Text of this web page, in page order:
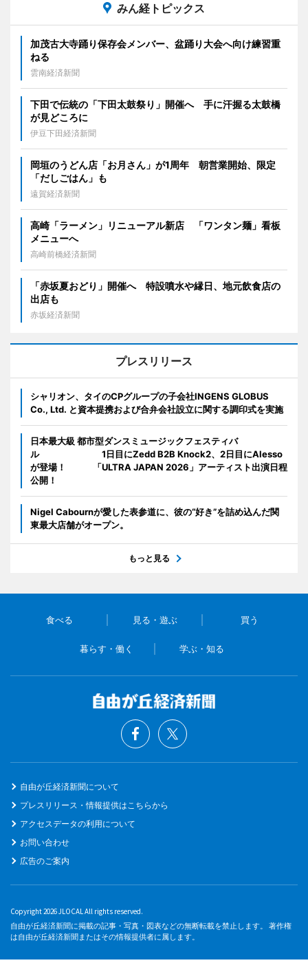
みん経トピックス
加茂古大寺踊り保存会メンバー、盆踊り大会へ向け練習重
ねる
雲南経済新聞
下田で伝統の「下田太鼓祭り」開催へ 手に汗握る太鼓橋
が見どころに
伊豆下田経済新聞
岡垣のうどん店「お月さん」が1周年 朝営業開始、限定
「だしごはん」も
遠賀経済新聞
高崎「ラーメン」リニューアル新店 「ワンタン麺」看板
メニューへ
高崎前橋経済新聞
「赤坂夏おどり」開催へ 特設噴水や縁日、地元飲食店の
出店も
赤坂経済新聞
プレスリリース
シャリオン、タイのCPグループの子会社INGENS GLOBUS
Co., Ltd. と資本提携および合弁会社設立に関する調印式を実施
日本最大級 都市型ダンスミュージックフェスティバ
ル 1日目にZedd B2B Knock2、2日目にAlesso
が登場！ 「ULTRA JAPAN 2026」アーティスト出演日程
公開！
Nigel Cabournが愛した表参道に、彼の“好き”を詰め込んだ関
東最大店舗がオープン。
もっと見る
食べる 見る・遊ぶ 買う
暮らす・働く 学ぶ・知る
自由が丘経済新聞について
プレスリリース・情報提供はこちらから
アクセスデータの利用について
お問い合わせ
広告のご案内
Copyright 2026 JLOCAL All rights reserved.
自由が丘経済新聞に掲載の記事・写真・図表などの無断転載を禁止します。 著作権
は自由が丘経済新聞またはその情報提供者に属します。